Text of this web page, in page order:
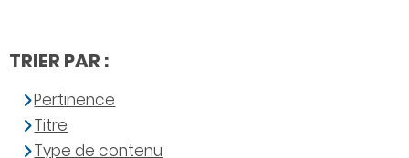
TRIER PAR :
Pertinence
Titre
Type de contenu